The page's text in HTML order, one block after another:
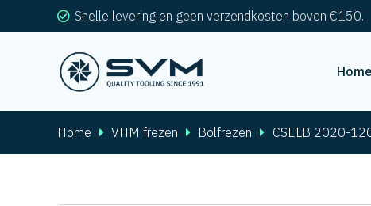
Snelle levering en geen verzendkosten boven €150.
Home
Home VHM frezen Bolfrezen CSELB 2020-